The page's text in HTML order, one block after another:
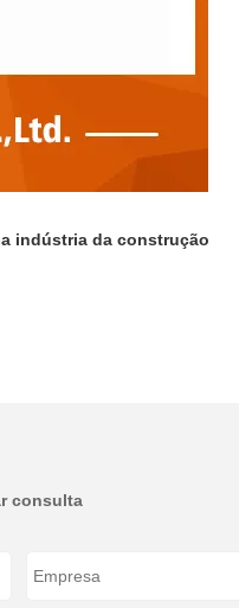
indústria da construção
consulta